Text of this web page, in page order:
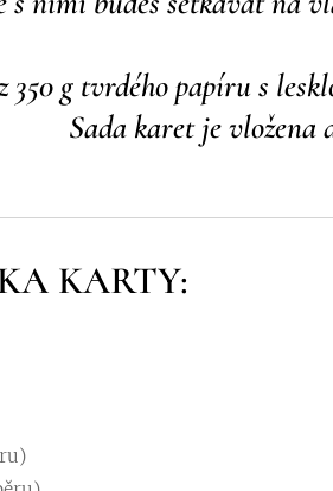
350 g tvrdého papíru s
Sada karet je vložena
KARTY: